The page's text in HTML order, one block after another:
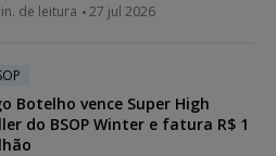
de leitura 27 jul 2026
Botelho vence Super High
do BSOP Winter e fatura R$ 1